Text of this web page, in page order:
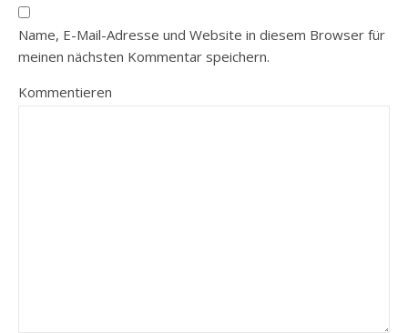
Name, E-Mail-Adresse und Website in diesem Browser für
meinen nächsten Kommentar speichern.
Kommentieren